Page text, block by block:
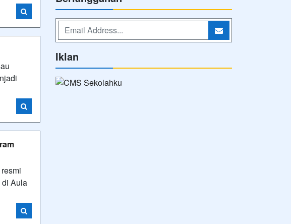
di Aula
Iklan